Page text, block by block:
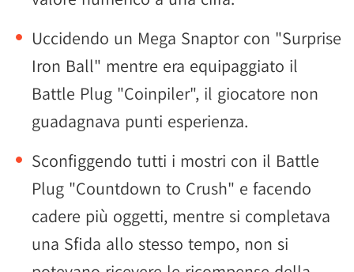
Uccidendo un Mega Snaptor con "Surprise
Iron Ball" mentre era equipaggiato il
Battle Plug "Coinpiler", il giocatore non
guadagnava punti esperienza.
Sconfiggendo tutti i mostri con il Battle
Plug "Countdown to Crush" e facendo
cadere più oggetti, mentre si completava
una Sfida allo stesso tempo, non si